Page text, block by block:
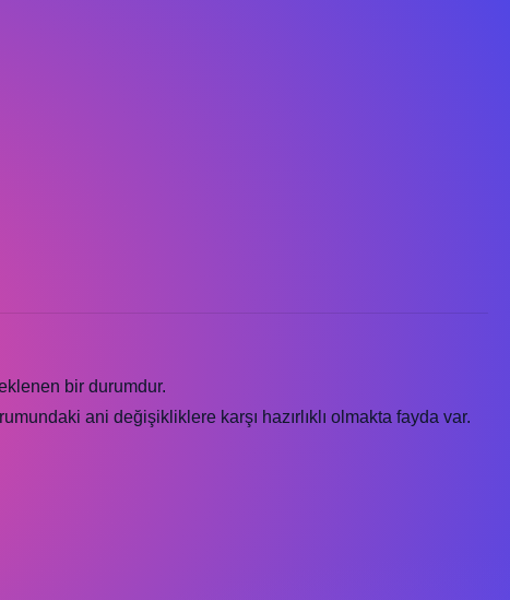
bir durumdur.
ani değişikliklere karşı hazırlıklı olmakta fayda var.